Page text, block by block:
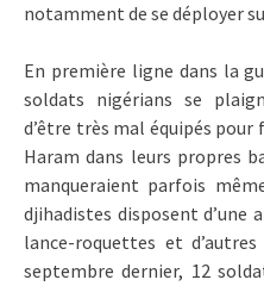
notamment de se déployer
En première ligne dans la
soldats nigérians se
d’être très mal équipés pour
Haram dans leurs propres
manqueraient parfois
djihadistes disposent d’une
lance-roquettes et
septembre dernier, 12